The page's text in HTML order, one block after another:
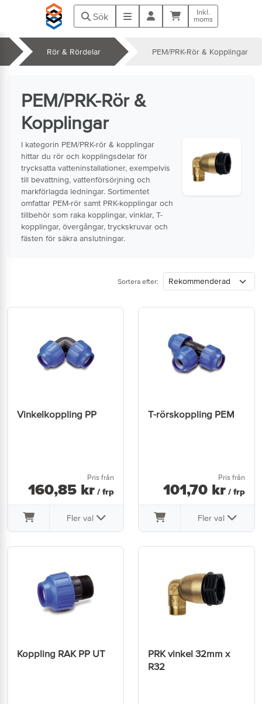
Hoppa till huvudinnehåll
Sök Meny Kundvagn
Inkl.
moms
Rör & Rördelar PEM/PRK-Rör & Kopplingar
PEM/PRK-Rör &
Kopplingar
I kategorin PEM/PRK-rör & kopplingar
hittar du rör och kopplingsdelar för
trycksatta vatteninstallationer, exempelvis
till bevattning, vattenförsörjning och
markförlagda ledningar. Sortimentet
omfattar PEM-rör samt PRK-kopplingar och
tillbehör som raka kopplingar, vinklar, T-
kopplingar, övergångar, tryckskruvar och
fästen för säkra anslutningar.
Sortera efter:
Vinkelkoppling PP
Pris från
160,85 kr / frp
Fler val
T-rörskoppling PEM
Pris från
101,70 kr / frp
Fler val
Koppling RAK PP UT
PRK vinkel 32mm x
R32